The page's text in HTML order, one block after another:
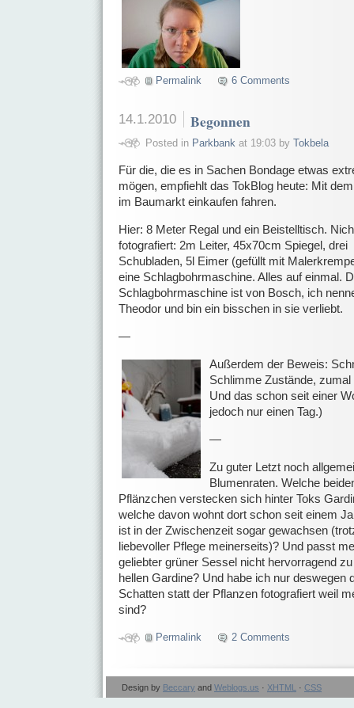
Permalink 6 Comments
14.1.2010 Begonnen
Posted in Parkbankat 19:03 by Tokbela
Für die, die es in Sachen Bondage etwas
mögen, empfiehlt das TokBlog heute: Mit
im Baumarkt einkaufen fahren.
Hier: 8 Meter Regal und ein Beistelltisch.
fotografiert: 2m Leiter, 45x70cm Spiegel, drei
Schubladen, 5l Eimer (gefüllt mit
eine Schlagbohrmaschine. Alles auf einmal.
Schlagbohrmaschine ist von Bosch, ich
Theodor und bin ein bisschen in sie verliebt.
—
Außerdem der Beweis:
Schlimme Zustände,
Und das schon seit einer
jedoch nur einen Tag.)
—
Zu guter Letzt noch
Blumenraten. Welche
Pflänzchen verstecken sich hinter Toks
welche davon wohnt dort schon seit einem
ist in der Zwischenzeit sogar gewachsen
liebevoller Pflege meinerseits)? Und passt
geliebter grüner Sessel nicht hervorragend
hellen Gardine? Und habe ich nur deswegen
Schatten statt der Pflanzen fotografiert weil
sind?
Permalink 2 Comments
Design by Beccary and Weblogs.us · XHTML · CSS